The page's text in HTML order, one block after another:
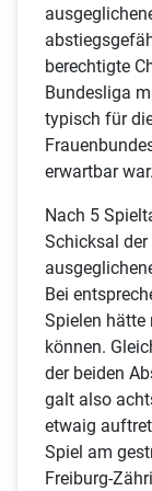
berechtigte
Bundesliga
typisch für
erwartbar war.
Nach 5
Schicksal
Bei
Spielen
können.
der beiden
galt also
etwaig
Spiel am
Freiburg-